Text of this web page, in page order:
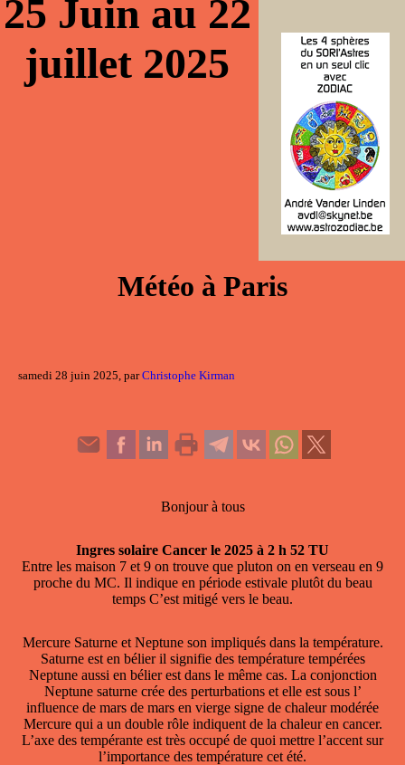
25 Juin au 22
juillet 2025
Météo à Paris
samedi 28 juin 2025, parChristophe Kirman
Bonjour à tous
Ingres solaire Cancer le 2025 à 2 h 52 TU
Entre les maison 7 et 9 on trouve que pluton on en verseau en 9
proche du MC. Il indique en période estivale plutôt du beau
temps C’est mitigé vers le beau.
Mercure Saturne et Neptune son impliqués dans la température.
Saturne est en bélier il signifie des température tempérées
Neptune aussi en bélier est dans le même cas. La conjonction
Neptune saturne crée des perturbations et elle est sous l’
influence de mars de mars en vierge signe de chaleur modérée
Mercure qui a un double rôle indiquent de la chaleur en cancer.
L’axe des tempérante est très occupé de quoi mettre l’accent sur
l’importance des température cet été.